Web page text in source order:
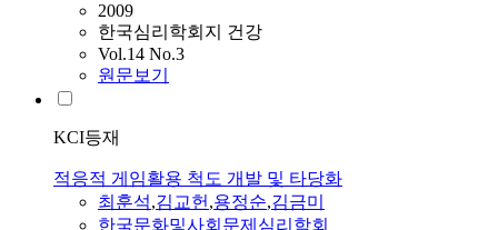
2009
한국심리학회지 건강
Vol.14 No.3
원문보기
KCI등재
적응적 게임활용 척도 개발 및 타당화
최훈석,김교헌,용정순,김금미
한국문화및사회문제심리학회